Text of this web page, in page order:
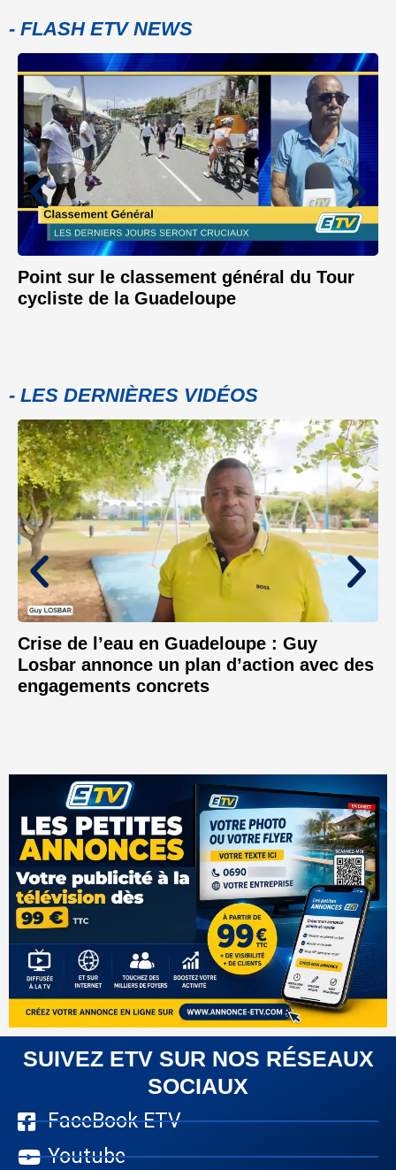
- FLASH ETV NEWS
Point sur le classement général du Tour
cycliste de la Guadeloupe
- LES DERNIÈRES VIDÉOS
Crise de l’eau en Guadeloupe : Guy
Losbar annonce un plan d’action avec des
engagements concrets
SUIVEZ ETV SUR NOS RÉSEAUX
SOCIAUX
FaceBook ETV
Youtube